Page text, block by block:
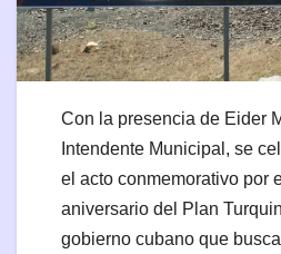
Con la presencia de Eider
Intendente Municipal, se
el acto conmemorativo por
aniversario del Plan
gobierno cubano que